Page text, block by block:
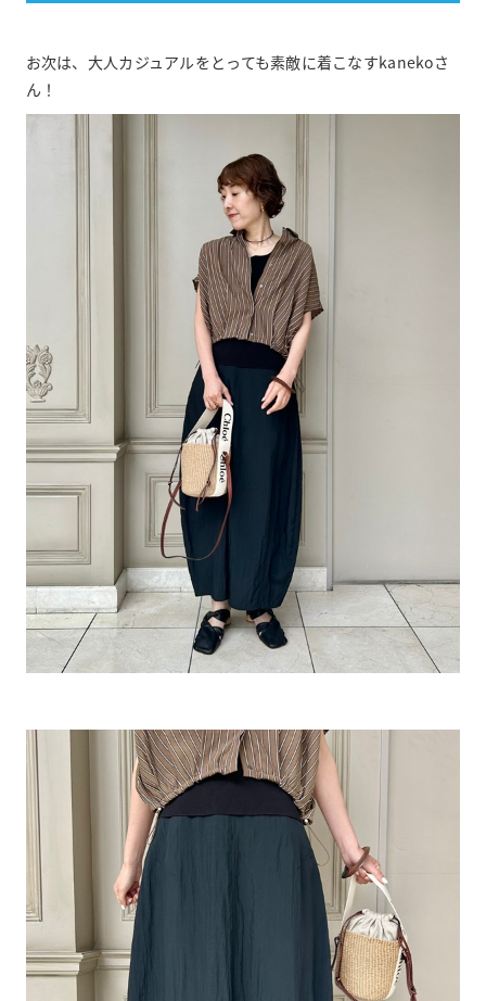
お次は、大人カジュアルをとっても素敵に着こなすkanekoさ
ん！